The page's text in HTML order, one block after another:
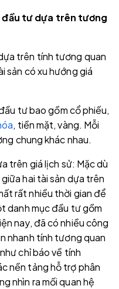
đầu tư dựa trên tương
trên tính tương quan
sản có xu hướng giá
tư bao gồm cổ phiếu,
, tiền mặt, vàng. Mỗi
chung khác nhau.
trên giá lịch sử: Mặc dù
hai tài sản dựa trên
rất nhiều thời gian để
danh mục đầu tư gồm
nay, đã có nhiều công
nhanh tính tương quan
chỉ báo về tính
nền tảng hỗ trợ phân
nhìn ra mối quan hệ